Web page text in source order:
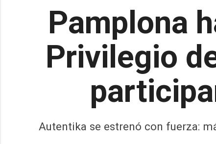
Pamplona
Privilegio
Autentika se estrenó con fuerza: